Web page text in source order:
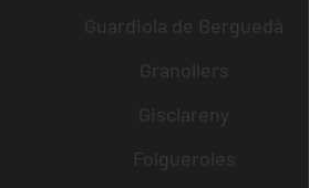
Guardiola de Berguedà
Granollers
Gisclareny
Folgueroles